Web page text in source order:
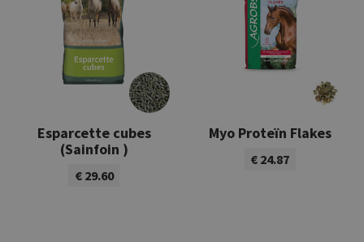
Esparcette cubes
(Sainfoin )
€ 29.60
Myo Proteïn Flakes
€ 24.87